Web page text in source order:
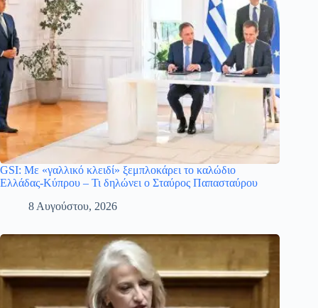
GSI: Με «γαλλικό κλειδί» ξεμπλοκάρει το καλώδιο
Ελλάδας-Κύπρου – Τι δηλώνει ο Σταύρος Παπασταύρου
8 Αυγούστου, 2026